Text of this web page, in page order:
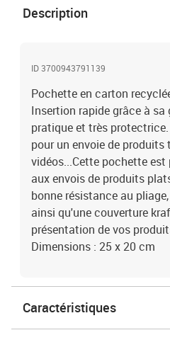
x 20 cm
Description
ID 3700943791139
Pochette en carton
Insertion rapide grâce à sa
pratique et très
pour un envoie de produits
vidéos...Cette pochette
aux envois de produits
bonne résistance au
ainsi qu'une couverture
présentation de vos
Dimensions : 25 x 20 cm
Caractéristiques